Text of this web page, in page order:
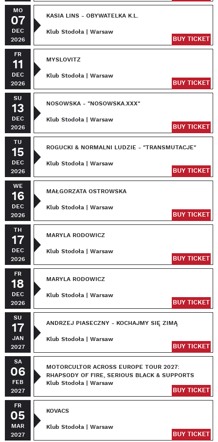
MO
07
DEC
2026
KASIA LINS - OBYWATELKA K.L.
Klub Stodoła | Warsaw
BUY TICKET
FR
11
DEC
2026
MYSLOVITZ
Klub Stodoła | Warsaw
BUY TICKET
SU
13
DEC
2026
NOSOWSKA - "NOSOWSKA.XXX"
Klub Stodoła | Warsaw
BUY TICKET
TU
15
DEC
2026
ROGUCKI & NORMALNI LUDZIE - "TRANSMUTACJE"
Klub Stodoła | Warsaw
BUY TICKET
WE
16
DEC
2026
MAŁGORZATA OSTROWSKA
Klub Stodoła | Warsaw
BUY TICKET
TH
17
DEC
2026
MARYLA RODOWICZ
Klub Stodoła | Warsaw
BUY TICKET
FR
18
DEC
2026
MARYLA RODOWICZ
Klub Stodoła | Warsaw
BUY TICKET
SU
17
JAN
2027
ANDRZEJ PIASECZNY - KOCHAJMY SIĘ ZIMĄ
Klub Stodoła | Warsaw
BUY TICKET
SA
06
FEB
2027
MOTORCULTOR ACROSS EUROPE TOUR 2027:
RHAPSODY OF FIRE, SERIOUS BLACK & SUPPORTS
Klub Stodoła | Warsaw
BUY TICKET
FR
05
MAR
2027
KOVACS
Klub Stodoła | Warsaw
BUY TICKET